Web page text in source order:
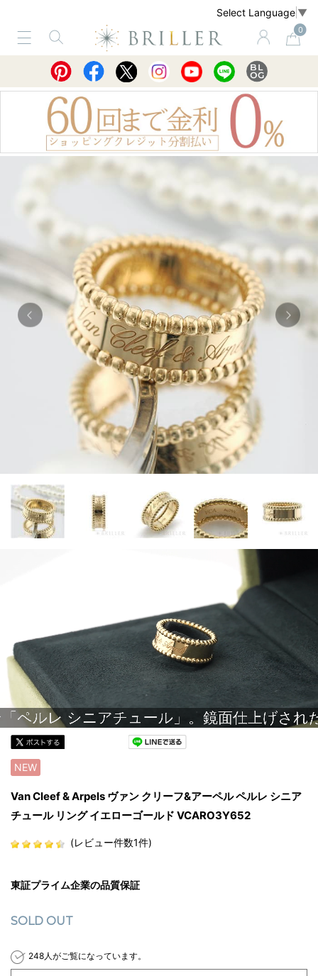
Select Language ▼
0
サービス ショッピングガイド 買取
NEW
Van Cleef & Arpels ヴァン クリーフ&アーペル ペルレ シニア
チュール リング イエローゴールド VCARO3Y652
(レビュー件数1件)
東証プライム企業の品質保証
SOLD OUT
248人がご覧になっています。